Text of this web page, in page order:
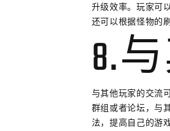
升级效率。玩家可
还可以根据怪物的
8.
与其他玩家的交流
群组或者论坛，与
法，提高自己的游